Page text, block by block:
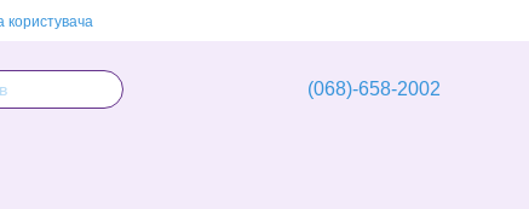
користувача
(068)-658-2002